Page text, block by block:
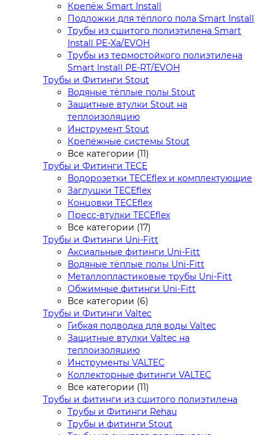
Крепёж Smart Install
Подложки для тёплого пола Smart Install
Трубы из сшитого полиэтилена Smart
Install PE-Xa/EVOH
Трубы из термостойкого полиэтилена
Smart Install PE-RT/EVOH
Трубы и Фитинги Stout
Водяные тёплые полы Stout
Защитные втулки Stout на
теплоизоляцию
Инструмент Stout
Крепёжные системы Stout
Все категории (11)
Трубы и Фитинги TECE
Водорозетки TECEflex и комплектующие
Заглушки TECEflex
Концовки TECEflex
Пресс-втулки TECEflex
Все категории (17)
Трубы и Фитинги Uni-Fitt
Аксиальные фитинги Uni-Fitt
Водяные тёплые полы Uni-Fitt
Металлопластиковые трубы Uni-Fitt
Обжимные фитинги Uni-Fitt
Все категории (6)
Трубы и Фитинги Valtec
Гибкая подводка для воды Valtec
Защитные втулки Valtec на
теплоизоляцию
Инструменты VALTEC
Коллекторные фитинги VALTEC
Все категории (11)
Трубы и фитинги из сшитого полиэтилена
Трубы и Фитинги Rehau
Трубы и фитинги Stout